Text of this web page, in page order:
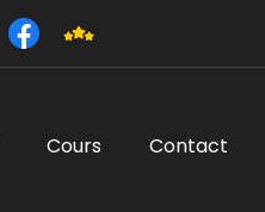
Cours Contact